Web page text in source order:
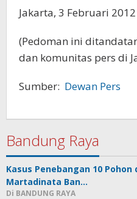
Jakarta, 3 Februari 2012
(Pedoman ini
dan komunitas pers di
Sumber: Dewan Pers
Bandung Raya
Kasus Penebangan 10 Pohon
Martadinata Ban…
Di BANDUNG RAYA